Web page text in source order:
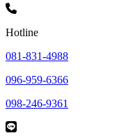
Hotline
081-831-4988
096-959-6366
098-246-9361